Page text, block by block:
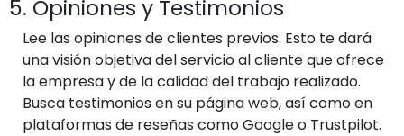
5. Opiniones y Testimonios
Lee las opiniones de clientes previos. Esto te dará
una visión objetiva del servicio al cliente que ofrece
la empresa y de la calidad del trabajo realizado.
Busca testimonios en su página web, así como en
plataformas de reseñas como Google o Trustpilot.